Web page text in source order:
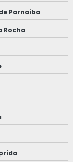
Parnaíba
Rocha